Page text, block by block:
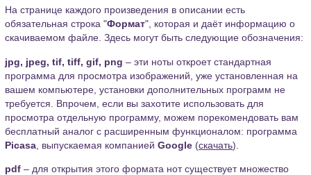
На странице каждого произведения в описании есть
обязательная строка "Формат", которая и даёт информацию о
скачиваемом файле. Здесь могут быть следующие обозначения:
jpg, jpeg, tif, tiff, gif, png – эти ноты откроет стандартная
программа для просмотра изображений, уже установленная на
вашем компьютере, установки дополнительных программ не
требуется. Впрочем, если вы захотите использовать для
просмотра отдельную программу, можем порекомендовать вам
бесплатный аналог с расширенным функционалом: программа
Picasa , выпускаемая компаниейGoogle (скачать).
pdf – для открытия этого формата нот существует множество